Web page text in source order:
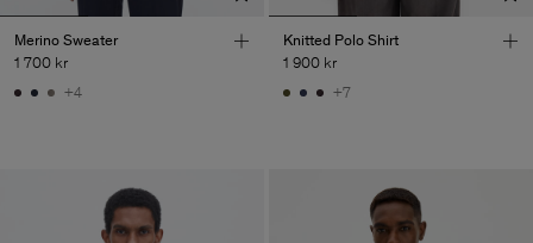
Merino Sweater
1 700 kr
+4
Knitted Polo Shirt
1 900 kr
+7